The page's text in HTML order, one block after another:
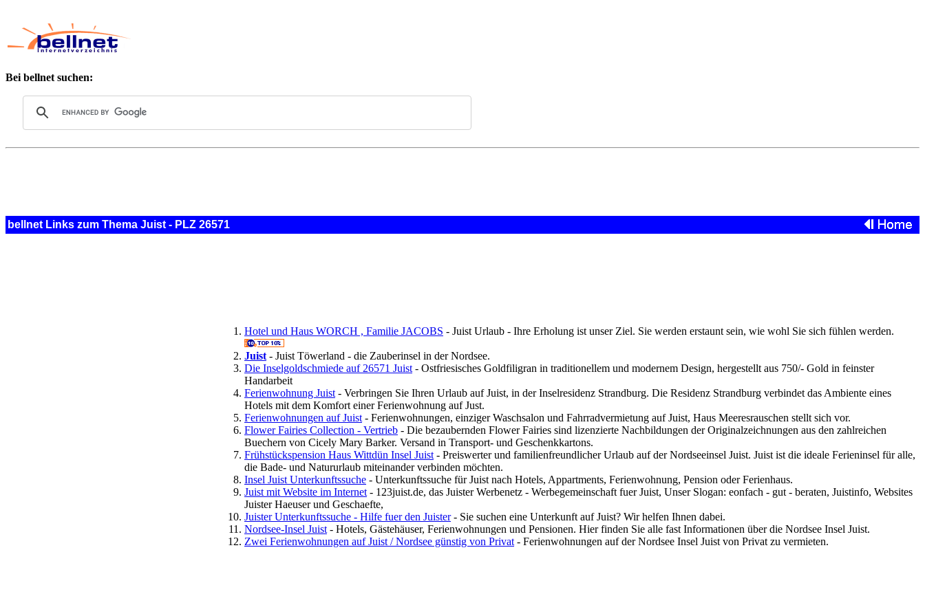
Bei bellnet suchen:
bellnet Links zum Thema Juist - PLZ 26571
Hotel und Haus WORCH , Familie JACOBS - Juist Urlaub - Ihre Erholung ist unser Ziel. Sie werden erstaunt sein, wie wohl Sie sich fühlen werden.
Juist - Juist Töwerland - die Zauberinsel in der Nordsee.
Die Inselgoldschmiede auf 26571 Juist - Ostfriesisches Goldfiligran in traditionellem und modernem Design, hergestellt aus 750/- Gold in feinster
Handarbeit
Ferienwohnung Juist - Verbringen Sie Ihren Urlaub auf Juist, in der Inselresidenz Strandburg. Die Residenz Strandburg verbindet das Ambiente eines
Hotels mit dem Komfort einer Ferienwohnung auf Just.
Ferienwohnungen auf Juist - Ferienwohnungen, einziger Waschsalon und Fahrradvermietung auf Juist, Haus Meeresrauschen stellt sich vor.
Flower Fairies Collection - Vertrieb - Die bezaubernden Flower Fairies sind lizenzierte Nachbildungen der Originalzeichnungen aus den zahlreichen
Buechern von Cicely Mary Barker. Versand in Transport- und Geschenkkartons.
Frühstückspension Haus Wittdün Insel Juist - Preiswerter und familienfreundlicher Urlaub auf der Nordseeinsel Juist. Juist ist die ideale Ferieninsel für alle,
die Bade- und Natururlaub miteinander verbinden möchten.
Insel Juist Unterkunftssuche - Unterkunftssuche für Juist nach Hotels, Appartments, Ferienwohnung, Pension oder Ferienhaus.
Juist mit Website im Internet - 123juist.de, das Juister Werbenetz - Werbegemeinschaft fuer Juist, Unser Slogan: eonfach - gut - beraten, Juistinfo, Websites
Juister Haeuser und Geschaefte,
Juister Unterkunftssuche - Hilfe fuer den Juister- Sie suchen eine Unterkunft auf Juist? Wir helfen Ihnen dabei.
Nordsee-Insel Juist - Hotels, Gästehäuser, Ferienwohnungen und Pensionen. Hier finden Sie alle fast Informationen über die Nordsee Insel Juist.
Zwei Ferienwohnungen auf Juist / Nordsee günstig von Privat - Ferienwohnungen auf der Nordsee Insel Juist von Privat zu vermieten.